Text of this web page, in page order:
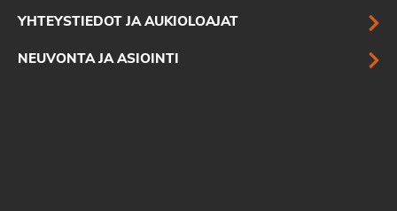
YHTEYSTIEDOT JA AUKIOLOAJAT
NEUVONTA JA ASIOINTI